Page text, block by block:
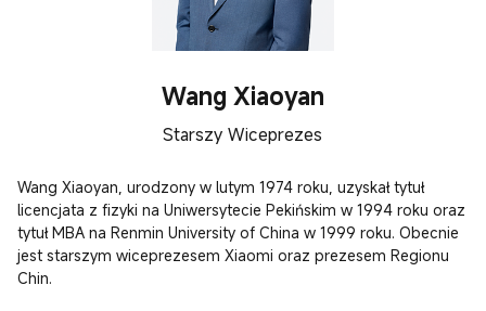
Wang Xiaoyan
Starszy Wiceprezes
Wang Xiaoyan, urodzony w lutym 1974 roku, uzyskał tytuł
licencjata z fizyki na Uniwersytecie Pekińskim w 1994 roku oraz
tytuł MBA na Renmin University of China w 1999 roku. Obecnie
jest starszym wiceprezesem Xiaomi oraz prezesem Regionu
Chin.